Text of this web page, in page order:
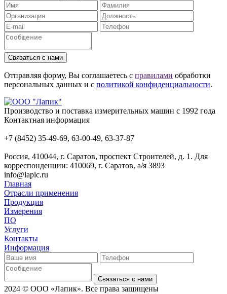
Связаться с нами
Отправляя форму, Вы соглашаетесь с правилами обработки
персональных данных и с политикой конфиденциальности.
Производство и поставка измерительных машин с 1992 года
Контактная информация
+7 (8452) 35-49-69, 63-00-49, 63-37-87
Россия, 410044, г. Саратов, проспект Строителей, д. 1. Для
корреспонденции: 410069, г. Саратов, а/я 3893
info@lapic.ru
Главная
Отрасли применения
Продукция
Измерения
ПО
Услуги
Контакты
Информация
Связаться с нами
2024 © ООО «Лапик». Все права защищены